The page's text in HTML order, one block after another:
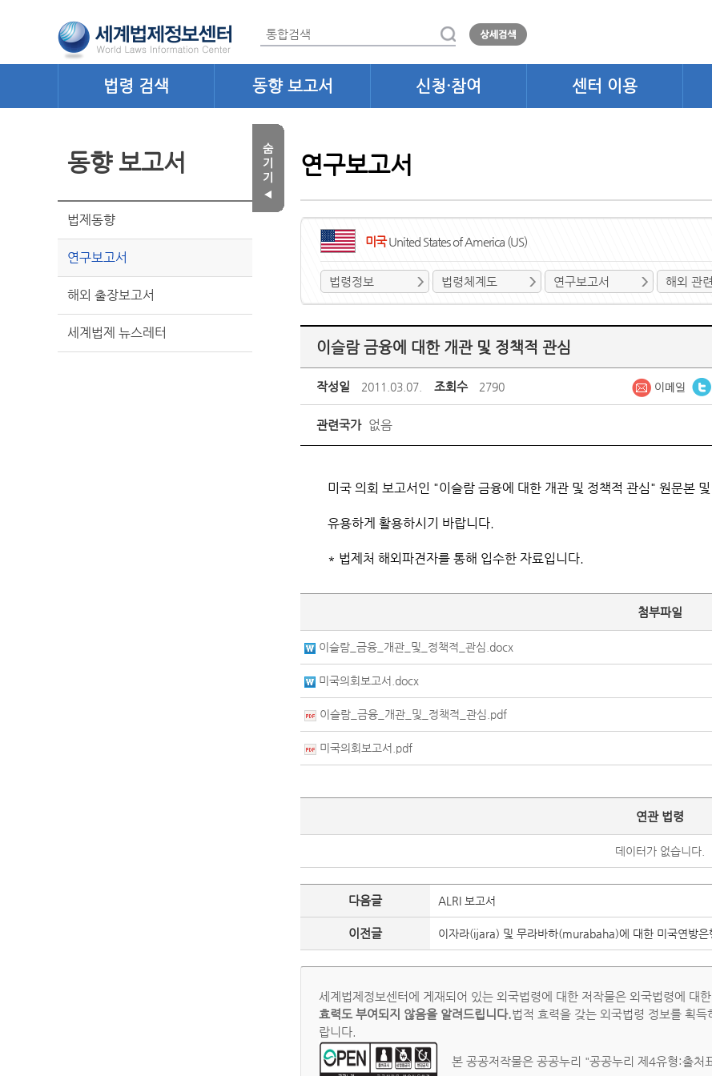
법령 검색 동향 보고서 신청·참여 센터 이용
동향 보고서
법제동향
연구보고서
해외 출장보고서
세계법제 뉴스레터
연구보고서
미국United States of America (US)
법령정보 법령체계도 연구보고서 해외 관
이슬람 금융에 대한 개관 및 정책적 관심
작성일 2011.03.07. 조회수 2790
관련국가 없음
미국 의회 보고서인 "이슬람 금융에 대한 개관 및 정책적 관심" 원문본
유용하게 활용하시기 바랍니다.
* 법제처 해외파견자를 통해 입수한 자료입니다.
첨부파일
이슬람_금융_개관_및_정책적_관심.docx
미국의회보고서.docx
이슬람_금융_개관_및_정책적_관심.pdf
미국의회보고서.pdf
연관 법령
데이터가 없습니다.
다음글 ALRI 보고서
이전글 이자라(ijara) 및 무라바하(murabaha)에 대한 미국연방은
세계법제정보센터에 게재되어 있는 외국법령에 대한 저작물은 외국법령에 대한
효력도 부여되지 않음을 알려드립니다.법적 효력을 갖는 외국법령 정보를 획
랍니다.
본 공공저작물은 공공누리 "공공누리 제4유형:출